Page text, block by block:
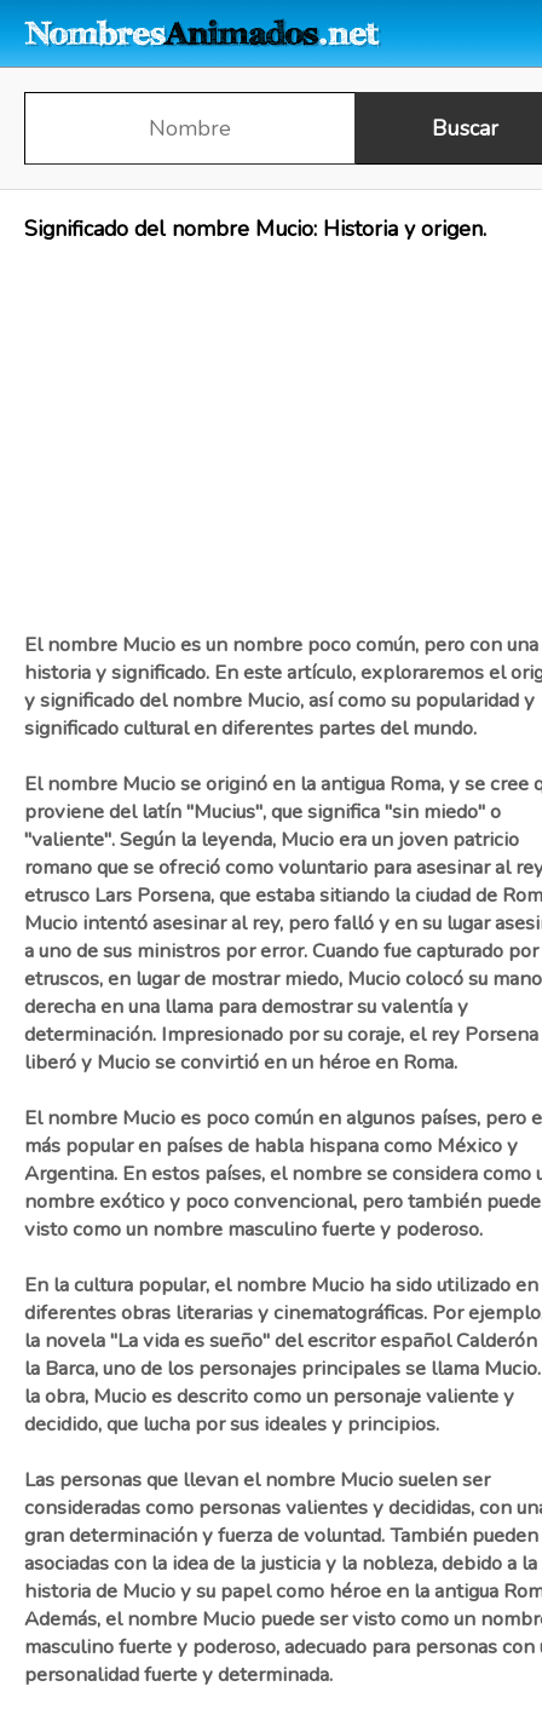
Significado del nombre Mucio: Historia y origen.
El nombre Mucio es un nombre poco común, pero con
historia y significado. En este artículo, exploraremos el
y significado del nombre Mucio, así como su popularidad y
significado cultural en diferentes partes del mundo.
El nombre Mucio se originó en la antigua Roma, y se cree
proviene del latín "Mucius", que significa "sin miedo" o
"valiente". Según la leyenda, Mucio era un joven patricio
romano que se ofreció como voluntario para asesinar al
etrusco Lars Porsena, que estaba sitiando la ciudad de
Mucio intentó asesinar al rey, pero falló y en su lugar
a uno de sus ministros por error. Cuando fue capturado
etruscos, en lugar de mostrar miedo, Mucio colocó su mano
derecha en una llama para demostrar su valentía y
determinación. Impresionado por su coraje, el rey
liberó y Mucio se convirtió en un héroe en Roma.
El nombre Mucio es poco común en algunos países, pero
más popular en países de habla hispana como México y
Argentina. En estos países, el nombre se considera como
nombre exótico y poco convencional, pero también
visto como un nombre masculino fuerte y poderoso.
En la cultura popular, el nombre Mucio ha sido utilizado en
diferentes obras literarias y cinematográficas. Por
la novela "La vida es sueño" del escritor español Calderón
la Barca, uno de los personajes principales se llama
la obra, Mucio es descrito como un personaje valiente y
decidido, que lucha por sus ideales y principios.
Las personas que llevan el nombre Mucio suelen ser
consideradas como personas valientes y decididas, con
gran determinación y fuerza de voluntad. También
asociadas con la idea de la justicia y la nobleza, debido a la
historia de Mucio y su papel como héroe en la antigua
Además, el nombre Mucio puede ser visto como un
masculino fuerte y poderoso, adecuado para personas con
personalidad fuerte y determinada.